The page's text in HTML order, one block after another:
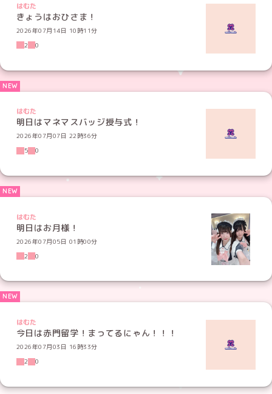
はむた
きょうはおひさま！
2026年07月14日 10時11分
2
0
はむた
明日はマネマスバッジ授与式！
2026年07月07日 22時36分
5
0
はむた
明日はお月様！
2026年07月05日 01時00分
2
0
はむた
今日は赤門留学！まってるにゃん！！！
2026年07月03日 16時33分
2
0